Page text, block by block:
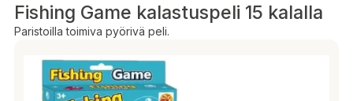
Fishing Game kalastuspeli 15 kalalla
Paristoilla toimiva pyörivä peli.